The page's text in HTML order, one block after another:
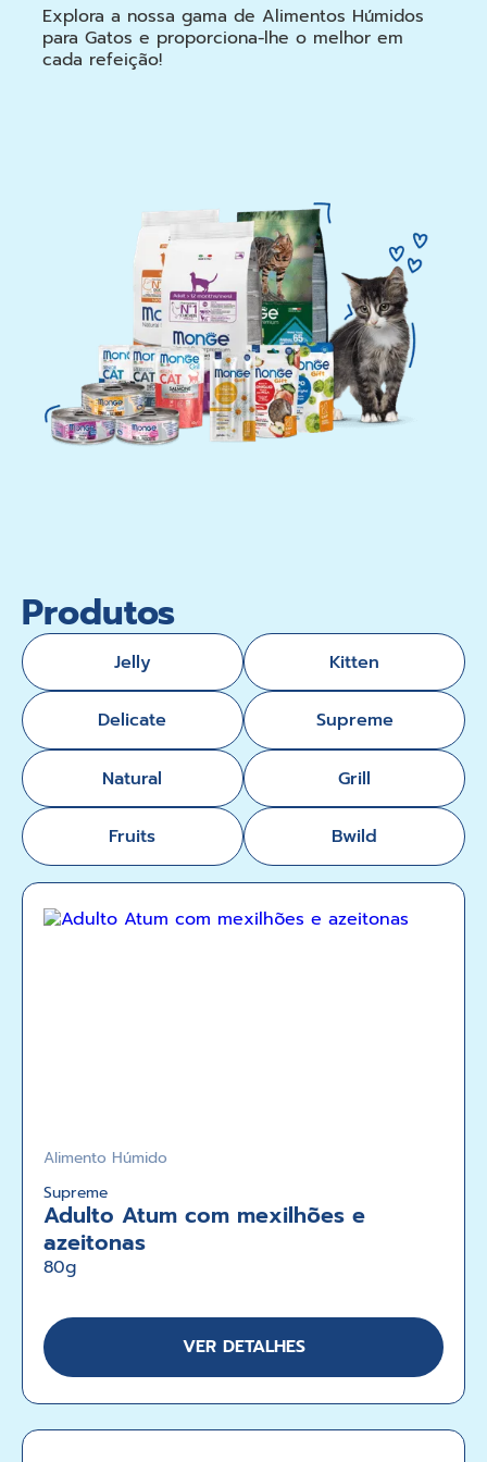
Explora a nossa gama de Alimentos Húmidos
para Gatos e proporciona-lhe o melhor em
cada refeição!
Produtos
Jelly Kitten
Delicate Supreme
Natural Grill
Fruits Bwild
Alimento Húmido
Supreme
Adulto Atum com mexilhões e
azeitonas
80g
VER DETALHES